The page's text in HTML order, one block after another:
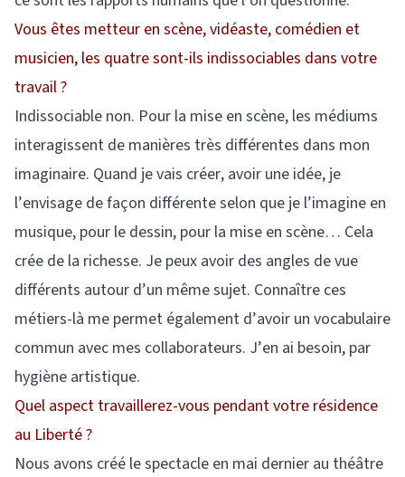
Vous êtes metteur en scène, vidéaste, comédien et
musicien, les quatre sont-ils indissociables dans votre
travail ?
Indissociable non. Pour la mise en scène, les médiums
interagissent de manières très différentes dans mon
imaginaire. Quand je vais créer, avoir une idée, je
l’envisage de façon différente selon que je l’imagine en
musique, pour le dessin, pour la mise en scène… Cela
crée de la richesse. Je peux avoir des angles de vue
différents autour d’un même sujet. Connaître ces
métiers-là me permet également d’avoir un vocabulaire
commun avec mes collaborateurs. J’en ai besoin, par
hygiène artistique.
Quel aspect travaillerez-vous pendant votre résidence
au Liberté ?
Nous avons créé le spectacle en mai dernier au théâtre